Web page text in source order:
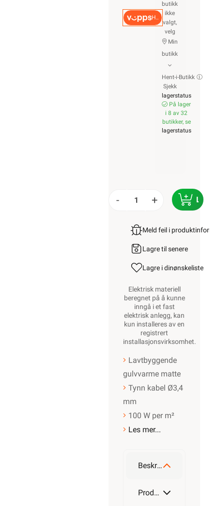
Hurtigkasse
butikk
ikke
valgt,
velg
Min
butikk
Hent-i-Butikk
Sjekk
lagerstatus
På lager
i 8 av 32
butikker, se
lagerstatus
- +
Meld feil i
Lagre til senere
Lagre i dinønskeliste
Elektrisk materiell
beregnet på å kunne
inngå i et fast
elektrisk anlegg, kan
kun installeres av en
registrert
installasjonsvirksomhet.
Lavtbyggende
gulvvarme matte
Tynn kabel Ø3,4
mm
100 W per m²
Les mer...
Beskrivelse
Produktdetaljer